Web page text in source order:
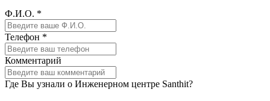
Ф.И.О. *
Телефон *
Комментарий
Где Вы узнали о Инженерном центре Santhit?